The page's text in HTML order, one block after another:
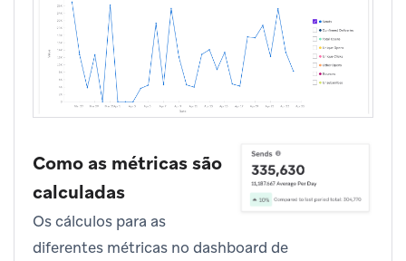
Como as métricas são
calculadas
Os cálculos para as
diferentes métricas no dashboard de